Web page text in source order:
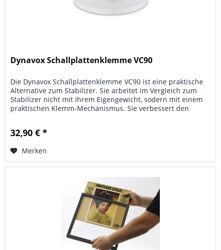
Dynavox Schallplattenklemme VC90
Die Dynavox Schallplattenklemme VC90 ist eine praktische
Alternative zum Stabilizer. Sie arbeitet im Vergleich zum
Stabilizer nicht mit Ihrem Eigengewicht, sodern mit einem
praktischen Klemm-Mechanismus. Sie verbessert den
32,90 € *
Merken